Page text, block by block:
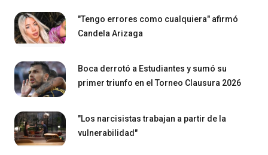
"Tengo errores como cualquiera" afirmó
Candela Arizaga
Boca derrotó a Estudiantes y sumó su
primer triunfo en el Torneo Clausura 2026
"Los narcisistas trabajan a partir de la
vulnerabilidad"